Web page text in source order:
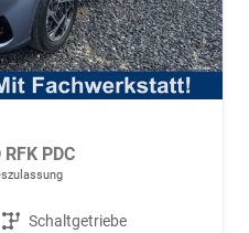
PDC
Getriebe Schaltgetriebe